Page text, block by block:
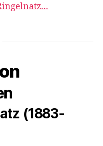
(1883-